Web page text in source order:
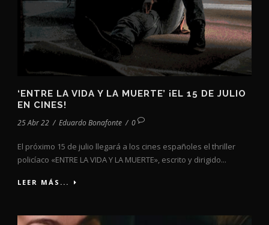
‘ENTRE LA VIDA Y LA MUERTE’ ¡EL 15 DE JULIO
EN CINES!
25 Abr 22 / Eduardo Bonafonte / 0
El próximo 15 de julio llegará a los cines españoles el thriller
policíaco «ENTRE LA VIDA Y LA MUERTE», escrito y dirigido...
LEER MÁS...